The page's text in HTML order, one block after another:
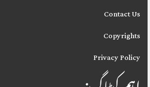
Contact Us
Copyrights
Privacy Policy